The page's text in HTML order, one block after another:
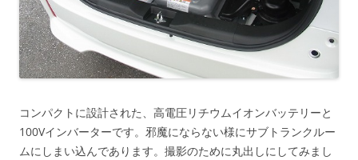
コンパクトに設計された、高電圧リチウムイオンバッテリーと
100Vインバーターです。邪魔にならない様にサブトランクルー
ムにしまい込んであります。撮影のために丸出しにしてみまし